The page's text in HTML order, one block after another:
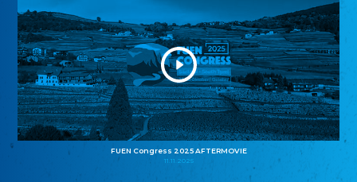
FUEN Congress 2025 AFTERMOVIE
11.11.2025